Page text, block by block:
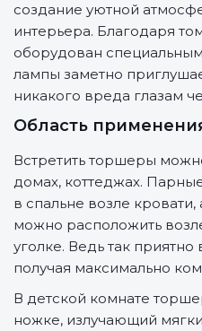
создание уютной
интерьера. Благодаря
оборудован
лампы заметно
никакого вреда глазам
Область
Встретить торшеры
домах, коттеджах.
в спальне возле
можно расположить
уголке. Ведь так приятно
получая максимально
В детской комнате
ножке, излучающий